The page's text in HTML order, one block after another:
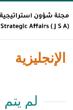
الإنجليزية
لم